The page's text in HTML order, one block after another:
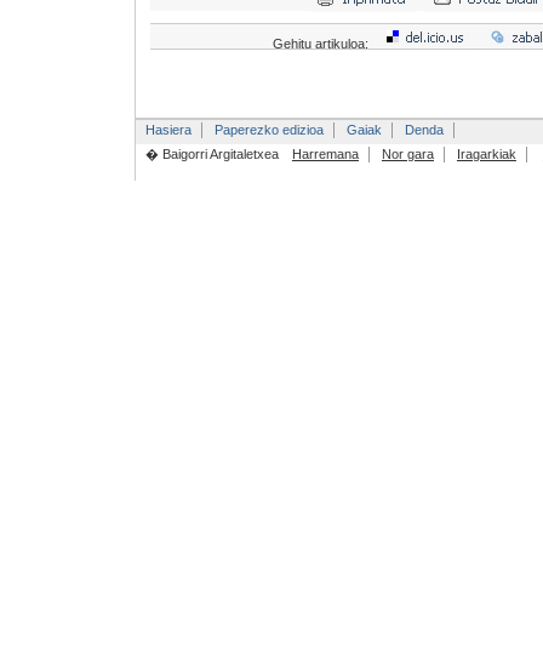
Gehitu artikuloa:
Hasiera Paperezko edizioa Gaiak
Denda
� Baigorri Argitaletxea
Harremana Nor gara Iragarkiak